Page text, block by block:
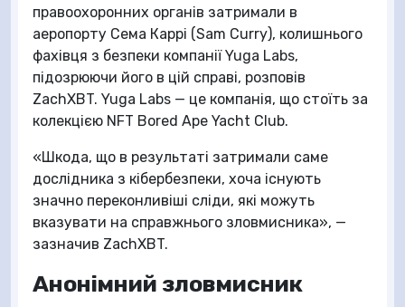
правоохоронних органів затримали в
аеропорту Сема Каррі (Sam Curry), колишнього
фахівця з безпеки компанії Yuga Labs,
підозрюючи його в цій справі, розповів
ZachXBT. Yuga Labs — це компанія, що стоїть за
колекцією NFT Bored Ape Yacht Club.
«Шкода, що в результаті затримали саме
дослідника з кібербезпеки, хоча існують
значно переконливіші сліди, які можуть
вказувати на справжнього зловмисника», —
зазначив ZachXBT.
Анонімний зловмисник